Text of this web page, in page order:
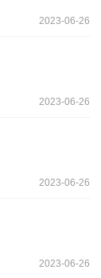
2023-06-26
2023-06-26
2023-06-26
2023-06-26